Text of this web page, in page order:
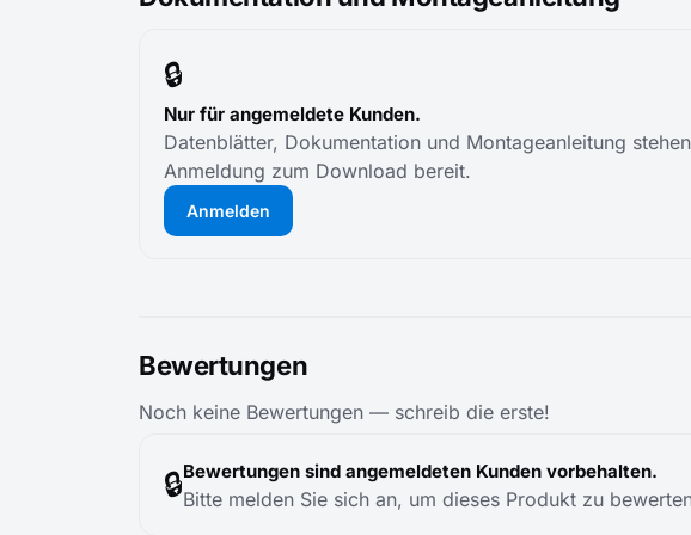
🔒
Nur für angemeldete Kunden.
Datenblätter, Dokumentation und Montageanleitung
Anmeldung zum Download bereit.
Anmelden
Bewertungen
Noch keine Bewertungen — schreib die erste!
🔒Bewertungen sind angemeldeten Kunden vorbehalten.
Bitte melden Sie sich an, um dieses Produkt zu